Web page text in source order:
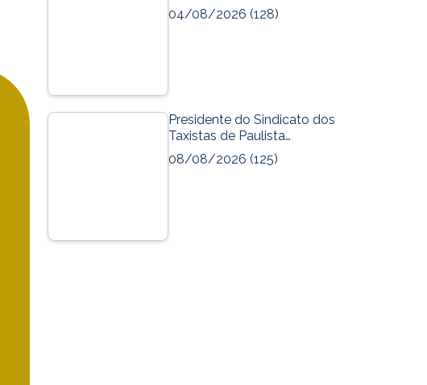
04/08/2026 (128)
Presidente do Sindicato dos
Taxistas de Paulista…
08/08/2026 (125)